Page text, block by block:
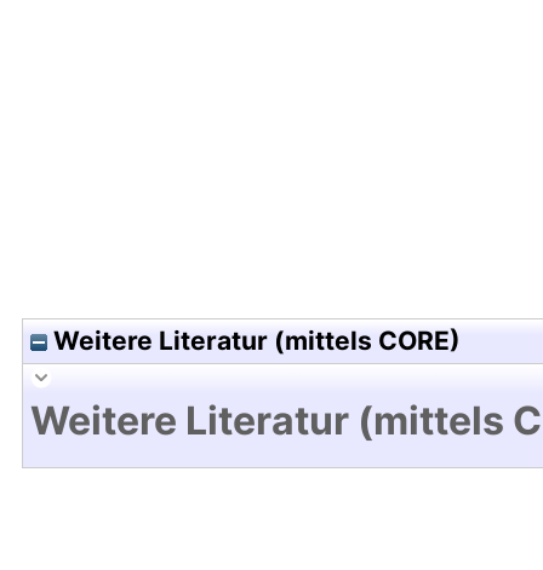
Weitere Literatur (mittels CORE)
Weitere Literatur (mittels